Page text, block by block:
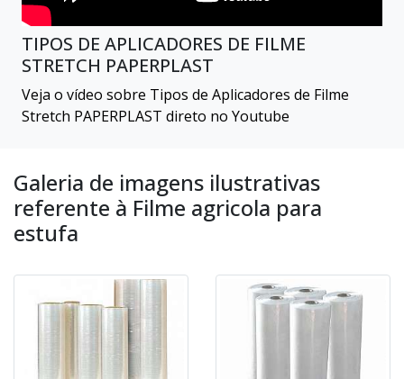
TIPOS DE APLICADORES DE FILME
STRETCH PAPERPLAST
Veja o vídeo sobre Tipos de Aplicadores de Filme
Stretch PAPERPLAST direto no Youtube
Galeria de imagens ilustrativas
referente à Filme agricola para
estufa